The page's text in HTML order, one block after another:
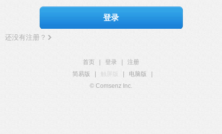
登录
还没有注册？
首页 登录
注册
简易版
触屏版 电脑版
© Comsenz Inc.